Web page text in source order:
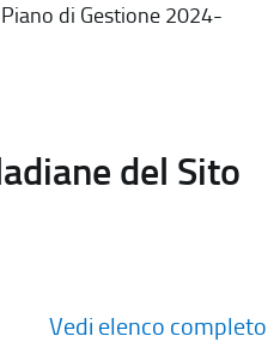
di Gestione 2024-
del Sito
Vedi elenco completo